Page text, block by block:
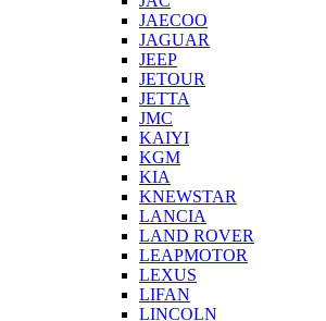
JAECOO
JAGUAR
JEEP
JETOUR
JETTA
JMC
KAIYI
KGM
KIA
KNEWSTAR
LANCIA
LAND ROVER
LEAPMOTOR
LEXUS
LIFAN
LINCOLN